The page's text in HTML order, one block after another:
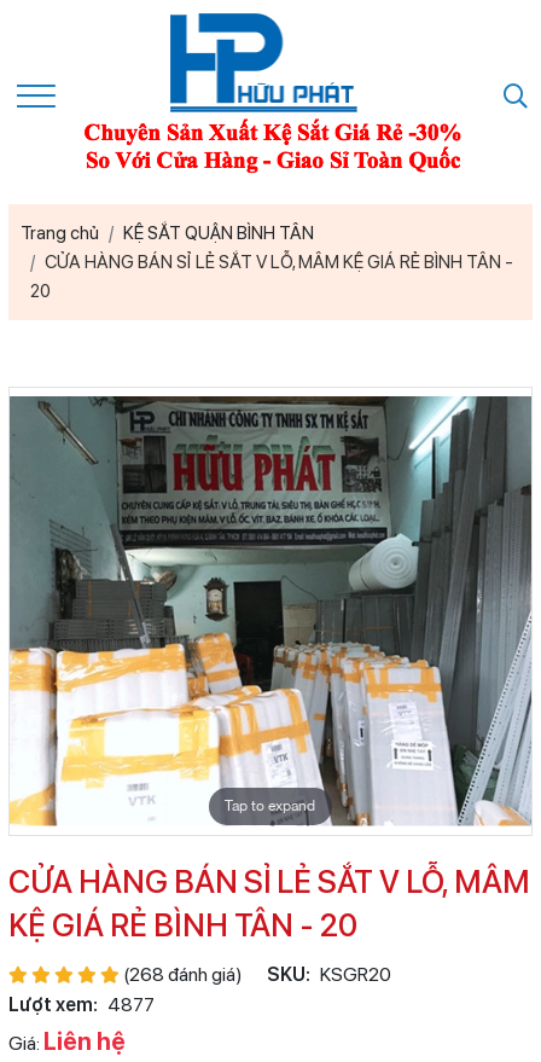
Trang chủ
KỆ SẮT QUẬN BÌNH TÂN
CỬA HÀNG BÁN SỈ LẺ SẮT V LỖ, MÂM KỆ GIÁ RẺ BÌNH TÂN -
20
Tap to expand
CỬA HÀNG BÁN SỈ LẺ SẮT V LỖ, MÂM
KỆ GIÁ RẺ BÌNH TÂN - 20
(268 đánh giá) SKU: KSGR20
Lượt xem: 4877
Giá: Liên hệ